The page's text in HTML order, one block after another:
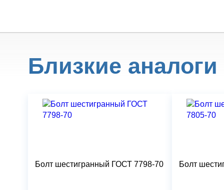
Близкие аналоги
Болт шестигранный ГОСТ 7798-70 Болт